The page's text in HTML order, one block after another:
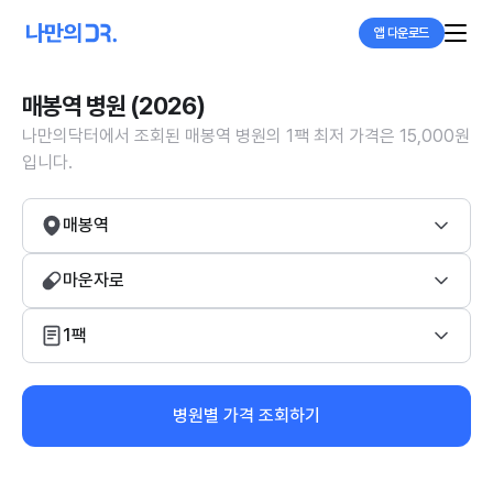
앱 다운로드
매봉역 병원 (2026)
나만의닥터에서 조회된 매봉역 병원의 1팩 최저 가격은 15,000원
입니다.
매봉역
마운자로
1팩
병원별 가격 조회하기